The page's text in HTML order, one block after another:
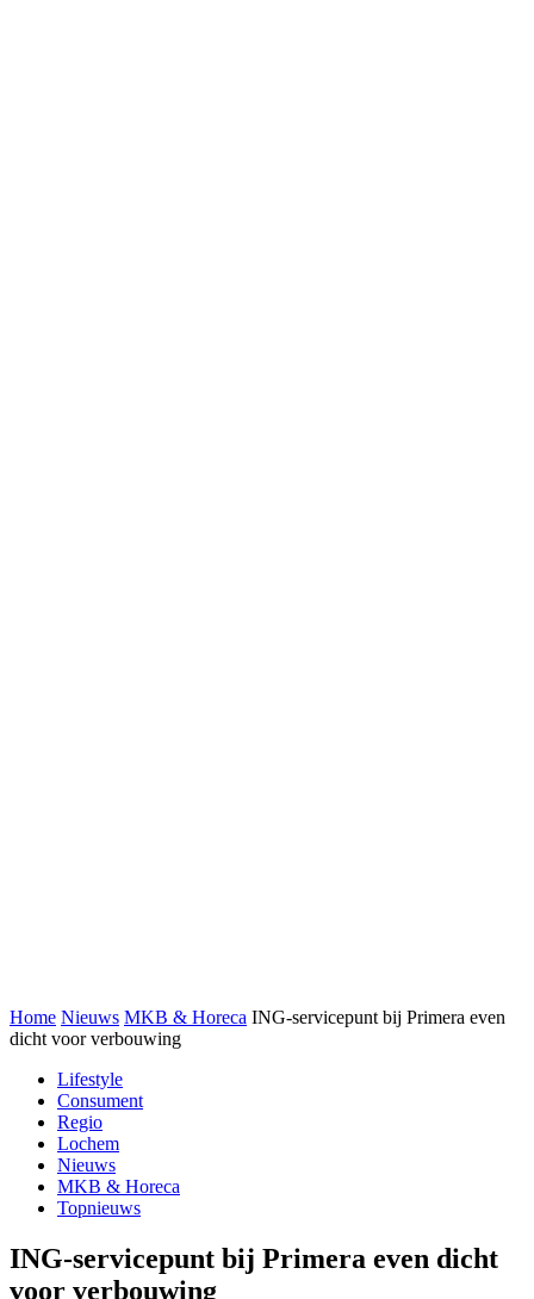
Home Nieuws MKB & Horeca ING-servicepunt bij Primera even
dicht voor verbouwing
Lifestyle
Consument
Regio
Lochem
Nieuws
MKB & Horeca
Topnieuws
ING-servicepunt bij Primera even dicht
voor verbouwing